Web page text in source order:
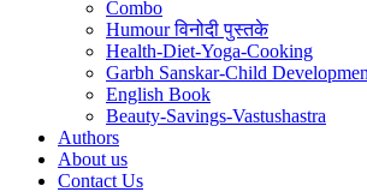
Combo
Humour विनोदी पुस्तके
Health-Diet-Yoga-Cooking
Garbh Sanskar-Child
English Book
Beauty-Savings-Vastushastra
Authors
About us
Contact Us